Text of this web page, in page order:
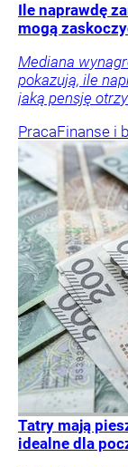
Ile naprawdę
mogą
Mediana
pokazują, ile
jaką pensję
PracaFinanse i
Tatry mają
idealne dla